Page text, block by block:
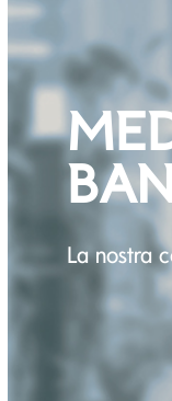
La nostra